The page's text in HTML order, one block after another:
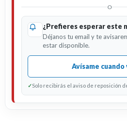
O
¿Prefieres esperar este
Déjanos tu email y te
estar disponible.
Avísame cuando
✓Solo recibirás el aviso de reposición